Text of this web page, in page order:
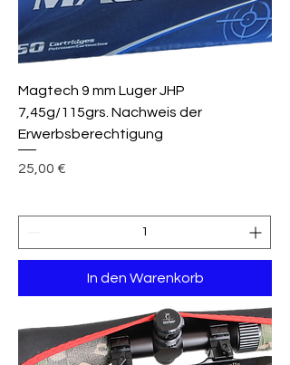
Magtech 9 mm Luger JHP
7,45g/115grs. Nachweis der
Erwerbsberechtigung
Preis
25,00 €
In den Warenkorb